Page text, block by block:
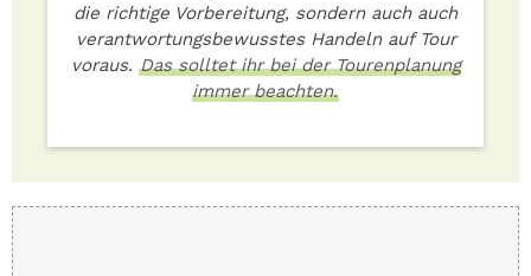
die richtige Vorbereitung, sondern auch auch
verantwortungsbewusstes Handeln auf Tour
voraus. Das solltet ihr bei der Tourenplanung
immer beachten.